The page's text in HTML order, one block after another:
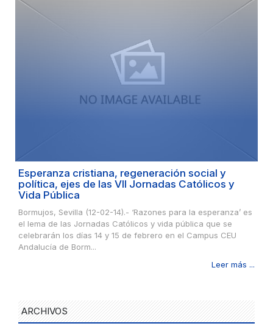
Esperanza cristiana, regeneración social y
política, ejes de las VII Jornadas Católicos y
Vida Pública
Bormujos, Sevilla (12-02-14).- ‘Razones para la esperanza’ es
el lema de las Jornadas Católicos y vida pública que se
celebrarán los días 14 y 15 de febrero en el Campus CEU
Andalucía de Borm...
Leer más ...
ARCHIVOS